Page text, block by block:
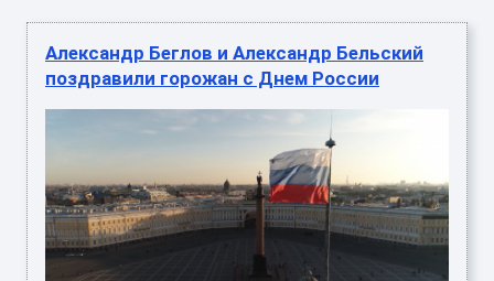
Александр Беглов и Александр Бельский
поздравили горожан с Днем России